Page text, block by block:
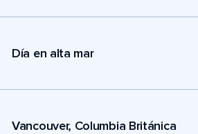
Día en alta mar
Vancouver, Columbia Británica